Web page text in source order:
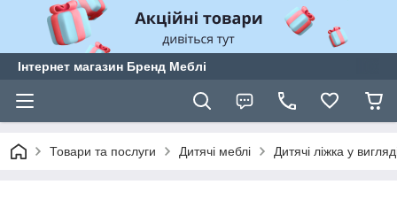
Інтернет магазин Бренд Меблі
Товари та послуги Дитячі меблі Дитячі ліжка у